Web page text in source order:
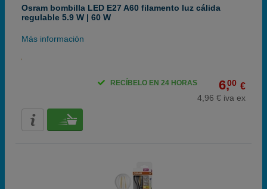
Osram bombilla LED E27 A60 filamento luz cálida
regulable 5.9 W | 60 W
Más información
6,00 €
4,96 € iva ex
RECÍBELO EN 24 HORAS